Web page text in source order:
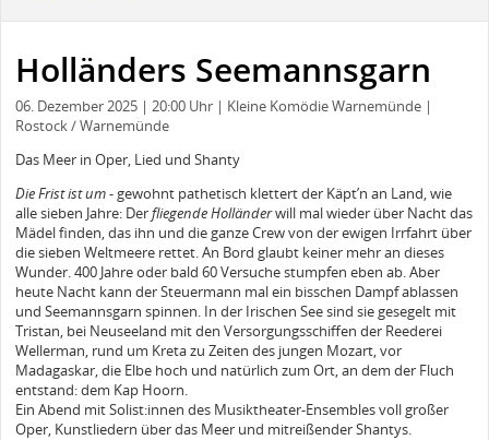
Holländers Seemannsgarn
06. Dezember 2025 | 20:00 Uhr | Kleine Komödie Warnemünde |
Rostock / Warnemünde
Das Meer in Oper, Lied und Shanty
Die Frist ist um- gewohnt pathetisch klettert der Käpt’n an Land, wie
alle sieben Jahre: Derfliegende Holländerwill mal wieder über Nacht das
Mädel finden, das ihn und die ganze Crew von der ewigen Irrfahrt über
die sieben Weltmeere rettet. An Bord glaubt keiner mehr an dieses
Wunder. 400 Jahre oder bald 60 Versuche stumpfen eben ab. Aber
heute Nacht kann der Steuermann mal ein bisschen Dampf ablassen
und Seemannsgarn spinnen. In der Irischen See sind sie gesegelt mit
Tristan, bei Neuseeland mit den Versorgungsschiffen der Reederei
Wellerman, rund um Kreta zu Zeiten des jungen Mozart, vor
Madagaskar, die Elbe hoch und natürlich zum Ort, an dem der Fluch
entstand: dem Kap Hoorn.
Ein Abend mit Solist:innen des Musiktheater-Ensembles voll großer
Oper, Kunstliedern über das Meer und mitreißender Shantys.